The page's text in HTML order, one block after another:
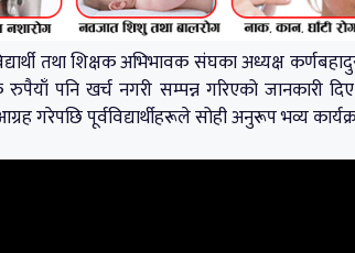
तथा शिक्षक अभिभावक संघका अध्यक्ष
पनि खर्च नगरी सम्पन्न गरिएको जानकारी
गरेपछि पूर्वविद्यार्थीहरूले सोही अनुरूप भव्य